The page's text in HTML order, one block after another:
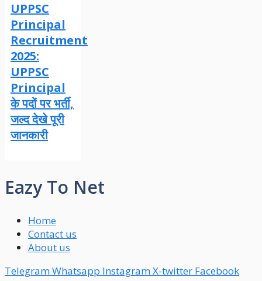
UPPSC
Principal
Recruitment
2025:
UPPSC
Principal
के पदों पर भर्ती,
जल्द देखे पूरी
जानकारी
Eazy To Net
Home
Contact us
About us
TelegramWhatsapp InstagramX-twitter Facebook